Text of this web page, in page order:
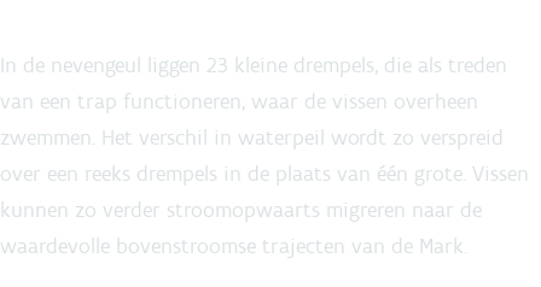
In de nevengeul liggen 23 kleine drempels, die als treden
van een trap functioneren, waar de vissen overheen
zwemmen. Het verschil in waterpeil wordt zo verspreid
over een reeks drempels in de plaats van één grote. Vissen
kunnen zo verder stroomopwaarts migreren naar de
waardevolle bovenstroomse trajecten van de Mark.